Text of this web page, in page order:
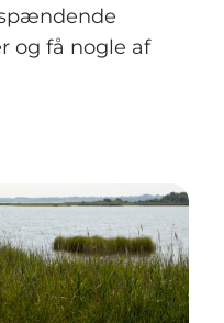
og få nogle af